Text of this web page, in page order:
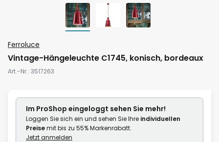
Anfang
der
Bildgalerie
Ferroluce
Vintage-Hängeleuchte C1745, konisch, bordeaux
Art.-Nr. 3517263
Im ProShop eingeloggt sehen Sie mehr!
Loggen Sie sich ein und sehen Sie Ihre individuellen
Preisemit bis zu 55% Markenrabatt.
Jetzt anmelden